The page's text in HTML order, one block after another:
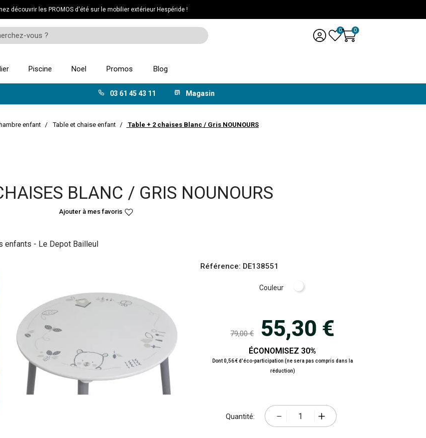
découvrir les PROMOS d'été sur le mobilier extérieur Hespéride !
0 0
Piscine Noel Promos Blog
03 61 45 43 11 Magasin
enfant Table et chaise enfant Table + 2 chaises Blanc / Gris NOUNOURS
BLANC / GRIS NOUNOURS
Référence: DE138551
Couleur
Blanc
79,00 € 55,30 €
ÉCONOMISEZ 30%
Dont 0,56 € d'éco-participation (ne sera pas compris dans la
réduction)
Quantité: